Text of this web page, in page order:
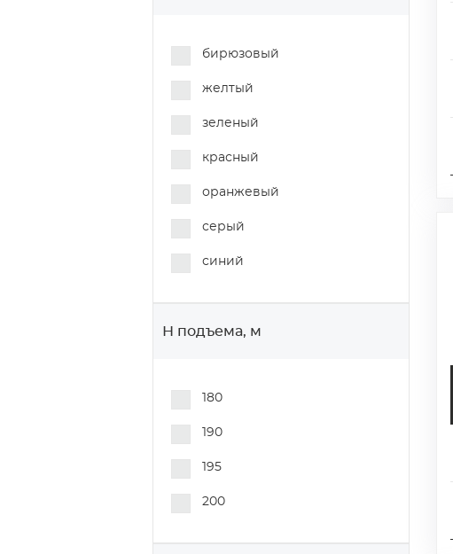
бирюзовый
желтый
зеленый
красный
оранжевый
серый
синий
Н подъема, м
180
190
195
200